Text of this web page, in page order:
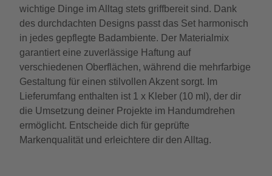
wichtige Dinge im Alltag stets griffbereit sind. Dank
des durchdachten Designs passt das Set harmonisch
in jedes gepflegte Badambiente. Der Materialmix
garantiert eine zuverlässige Haftung auf
verschiedenen Oberflächen, während die mehrfarbige
Gestaltung für einen stilvollen Akzent sorgt. Im
Lieferumfang enthalten ist 1 x Kleber (10 ml), der dir
die Umsetzung deiner Projekte im Handumdrehen
ermöglicht. Entscheide dich für geprüfte
Markenqualität und erleichtere dir den Alltag.